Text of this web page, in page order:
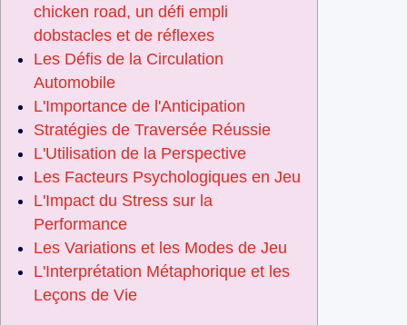
chicken road, un défi empli
dobstacles et de réflexes
Les Défis de la Circulation
Automobile
L'Importance de l'Anticipation
Stratégies de Traversée Réussie
L'Utilisation de la Perspective
Les Facteurs Psychologiques en Jeu
L'Impact du Stress sur la
Performance
Les Variations et les Modes de Jeu
L'Interprétation Métaphorique et les
Leçons de Vie